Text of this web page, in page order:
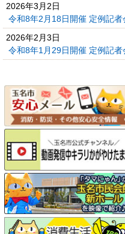
2026年3月2日
令和8年2月18日開催 定例記者
2026年2月3日
令和8年1月29日開催 定例記者